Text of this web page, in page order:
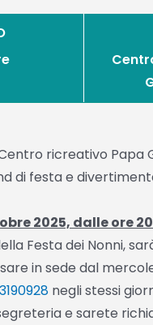
ricreativo Papa
di festa e
2025, dalle ore
Festa dei Nonni,
in sede dal
negli stessi
e sarete